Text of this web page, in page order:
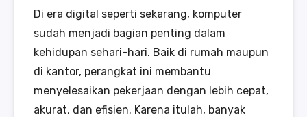
Di era digital seperti sekarang, komputer
sudah menjadi bagian penting dalam
kehidupan sehari-hari. Baik di rumah maupun
di kantor, perangkat ini membantu
menyelesaikan pekerjaan dengan lebih cepat,
akurat, dan efisien. Karena itulah, banyak